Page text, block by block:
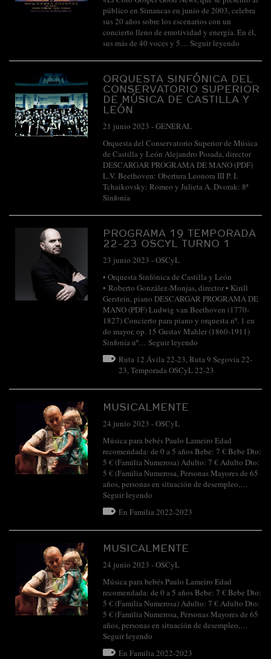
público en Simancas en junio de 2003, celebra
sus 20 años sobre los escenarios con un
concierto lleno de emotividad y energía. En él,
sus más de 40 voces y 5… Seguir leyendo
ORQUESTA SINFÓNICA DEL
CONSERVATORIO SUPERIOR
DE MÚSICA DE CASTILLA Y
LEÓN
21 junio 2023 -GENERAL
Orquesta del Conservatorio Superior de Música
de Castilla y León Alejandro Posada, director
DESCARGAR PROGRAMA DE MANO (PDF)
L.V. Beethoven: Obertura Leonora III P. I.
Tchaikovsky: Romeo y Julieta A. Dvorak: 8ª
Sinfonía
PROGRAMA 19 TEMPORADA
22-23 OSCYL TURNO 1
23 junio 2023 -OSCyL
• Orquesta Sinfónica de Castilla y León
• Roberto González-Monjas, director • Kirill
Gerstein, piano DESCARGAR PROGRAMA DE
MANO (PDF) Ludwig van Beethoven (1770-
1827) Concierto para piano y orquesta nº. 1 en
do mayor, op. 15 Gustav Mahler (1860-1911)
Sinfonía nº… Seguir leyendo
Ruta 12 Ávila 22-23,Ruta 9 Segovia 22-
23,Temporada OSCyL 22-23
MUSICALMENTE
24 junio 2023 -OSCyL
Música para bebés Paulo Lameiro Edad
recomendada: de 0 a 5 años Bebe: 7 € Bebe Dto:
5 € (Familia Numerosa) Adulto: 7 € Adulto Dto:
5 € (Familia Numerosa, Personas Mayores de 65
años, personas en situación de desempleo,…
Seguir leyendo
En Familia 2022-2023
MUSICALMENTE
24 junio 2023 -OSCyL
Música para bebés Paulo Lameiro Edad
recomendada: de 0 a 5 años Bebe: 7 € Bebe Dto:
5 € (Familia Numerosa) Adulto: 7 € Adulto Dto:
5 € (Familia Numerosa, Personas Mayores de 65
años, personas en situación de desempleo,…
Seguir leyendo
En Familia 2022-2023